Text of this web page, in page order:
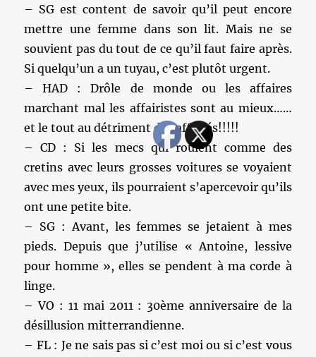
– SG est content de savoir qu’il peut encore
mettre une femme dans son lit. Mais ne se
souvient pas du tout de ce qu’il faut faire après.
Si quelqu’un a un tuyau, c’est plutôt urgent.
– HAD : Drôle de monde ou les affaires
marchant mal les affairistes sont au mieux……
et le tout au détriment des affairés!!!!!
– CD : Si les mecs qui roulent comme des
cretins avec leurs grosses voitures se voyaient
avec mes yeux, ils pourraient s’apercevoir qu’ils
ont une petite bite.
– SG : Avant, les femmes se jetaient à mes
pieds. Depuis que j’utilise « Antoine, lessive
pour homme », elles se pendent à ma corde à
linge.
– VO : 11 mai 2011 : 30ème anniversaire de la
désillusion mitterrandienne.
– FL : Je ne sais pas si c’est moi ou si c’est vous